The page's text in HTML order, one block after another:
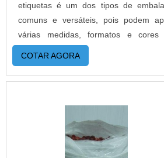
etiquetas é um dos tipos de
comuns e versáteis, pois podem
várias medidas, formatos e cores
sempre protegendo o conteúdo de
danificações provocadas por fatores
isso, o saco pode ser utilizado
alimentos até mesmo roupas e
Além disso, a empresa personaliza
adesiva, assim o cliente
embalagem personalizada
COTAR AGORA